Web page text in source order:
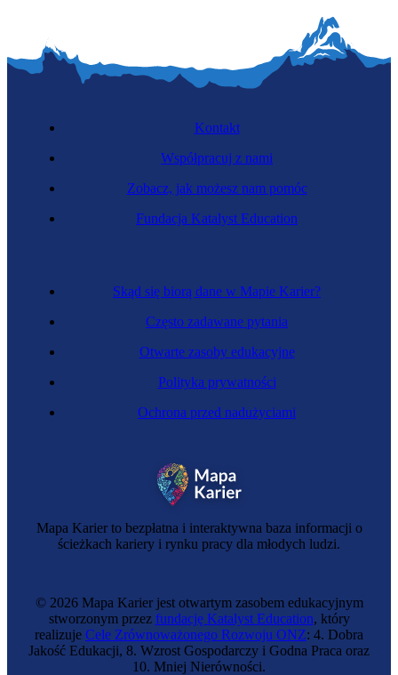
Mapa Karier to bezpłatna i interaktywna baza informacji o
ścieżkach kariery i rynku pracy dla młodych ludzi.
Skąd się biorą dane w Mapie Karier?
Często zadawane pytania
Otwarte zasoby edukacyjne
Polityka prywatności
Ochrona przed nadużyciami
Kontakt
Współpracuj z nami
Zobacz, jak możesz nam pomóc
Fundacja Katalyst Education
© 2026 Mapa Karier jest otwartym zasobem edukacyjnym
stworzonym przez fundację Katalyst Education, który
realizuje Cele Zrównoważonego Rozwoju ONZ: 4. Dobra
Jakość Edukacji, 8. Wzrost Gospodarczy i Godna Praca oraz
10. Mniej Nierówności.